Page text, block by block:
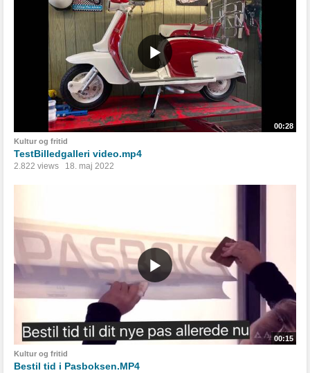
00:28
Kultur og fritid
TestBilledgalleri video.mp4
2.822 views 18. maj 2022
00:15
Kultur og fritid
Bestil tid i Pasboksen.MP4